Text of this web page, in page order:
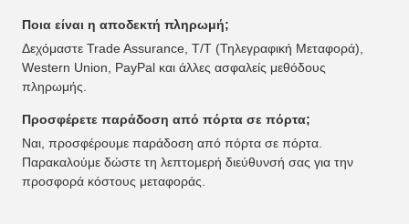
Ποια είναι η αποδεκτή πληρωμή;
Δεχόμαστε Trade Assurance, T/T (Τηλεγραφική Μεταφορά),
Western Union, PayPal και άλλες ασφαλείς μεθόδους
πληρωμής.
Προσφέρετε παράδοση από πόρτα σε πόρτα;
Ναι, προσφέρουμε παράδοση από πόρτα σε πόρτα.
Παρακαλούμε δώστε τη λεπτομερή διεύθυνσή σας για την
προσφορά κόστους μεταφοράς.